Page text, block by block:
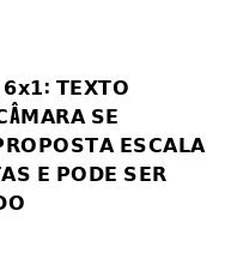
𝗧𝗘𝗫𝗧𝗢
𝗦𝗘
𝗘𝗦𝗖𝗔𝗟𝗔
𝗘 𝗣𝗢𝗗𝗘 𝗦𝗘𝗥